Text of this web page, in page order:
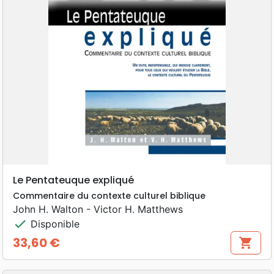
Le Pentateuque expliqué
Commentaire du contexte culturel biblique
John H. Walton - Victor H. Matthews
check Disponible
Prix
33,60 € shopping_cart